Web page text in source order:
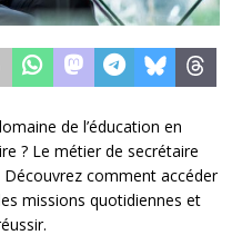
de l’éducation en
? Le métier de secrétaire
Découvrez comment accéder
missions quotidiennes et